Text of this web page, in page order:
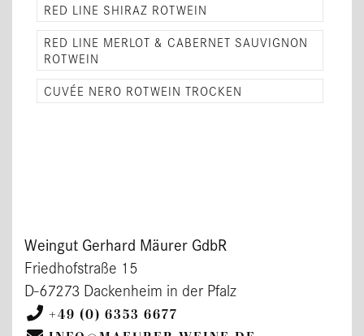
RED LINE SHIRAZ ROTWEIN
RED LINE MERLOT & CABERNET SAUVIGNON
ROTWEIN
CUVÉE NERO ROTWEIN TROCKEN
Weingut Gerhard Mäurer GdbR
Friedhofstraße 15
D-67273 Dackenheim in der Pfalz
+49 (0) 6353 6677